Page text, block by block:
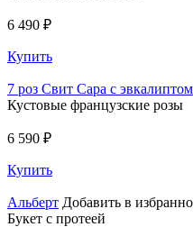
6 490 ₽
Купить
7 роз Свит Сара с эвкалиптом
Кустовые французские розы
6 590 ₽
Купить
Альберт Добавить в
Букет с протеей